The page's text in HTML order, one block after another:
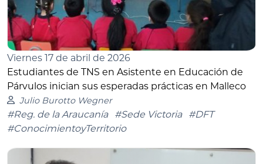
Viernes 17 de abril de 2026
Estudiantes de TNS en Asistente en Educación de
Párvulos inician sus esperadas prácticas en Malleco
Julio Burotto Wegner
#Reg. de la Araucanía #Sede Victoria
#DFT
#ConocimientoyTerritorio